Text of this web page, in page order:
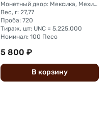
Монетный двор: Мексика, Мехико
Вес, г: 27,77
Проба: 720
Тираж, шт: UNC = 5.225.000
Номинал: 100 Песо
5 800 ₽
В корзину